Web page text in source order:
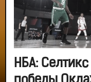
НБА: